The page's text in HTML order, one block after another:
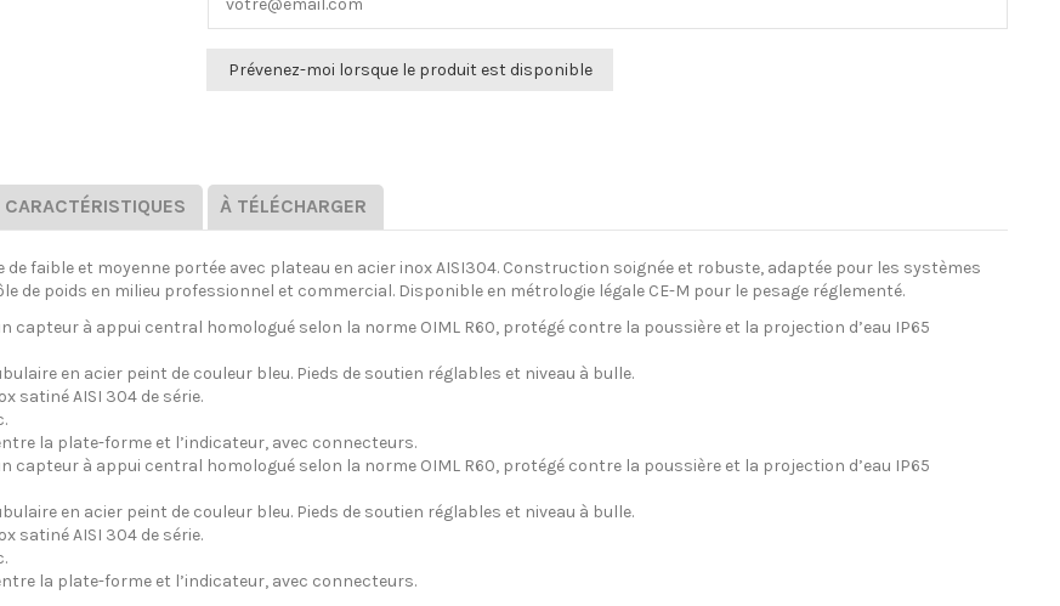
CARACTÉRISTIQUES À TÉLÉCHARGER
faible et moyenne portée avec plateau en acier inox AISI304. Construction soignée et robuste, adaptée pour les systèmes
de poids en milieu professionnel et commercial. Disponible en métrologie légale CE-M pour le pesage réglementé.
capteur à appui central homologué selon la norme OIML R60, protégé contre la poussière et la projection d’eau IP65
en acier peint de couleur bleu. Pieds de soutien réglables et niveau à bulle.
satiné AISI 304 de série.
la plate-forme et l’indicateur, avec connecteurs.
capteur à appui central homologué selon la norme OIML R60, protégé contre la poussière et la projection d’eau IP65
en acier peint de couleur bleu. Pieds de soutien réglables et niveau à bulle.
satiné AISI 304 de série.
la plate-forme et l’indicateur, avec connecteurs.